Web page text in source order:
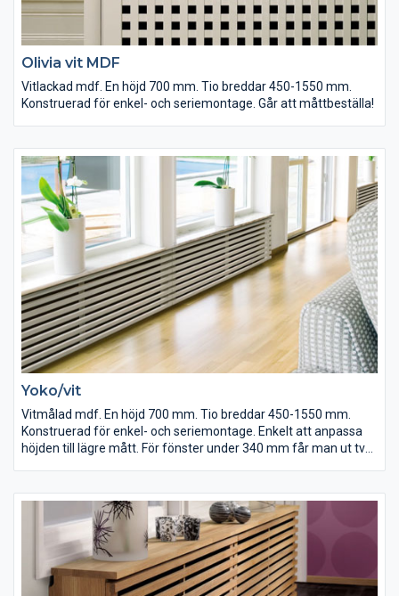
Olivia vit MDF
Vitlackad mdf. En höjd 700 mm. Tio breddar 450-1550 mm.
Konstruerad för enkel- och seriemontage. Går att måttbeställa!
Yoko/vit
Vitmålad mdf. En höjd 700 mm. Tio breddar 450-1550 mm.
Konstruerad för enkel- och seriemontage. Enkelt att anpassa
höjden till lägre mått. För fönster under 340 mm får man ut två